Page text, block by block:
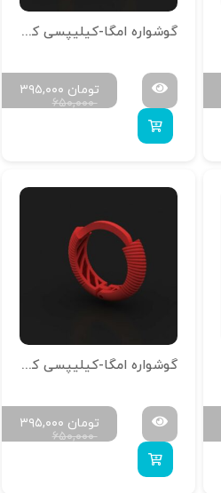
گوشواره امگا-کیلیپسی کد g-n-21
۶۵۰,۰۰۰
۳۹۵,۰۰۰ تومان
گوشواره امگا-کیلیپسی کد g-n-19
۶۵۰,۰۰۰
۳۹۵,۰۰۰ تومان